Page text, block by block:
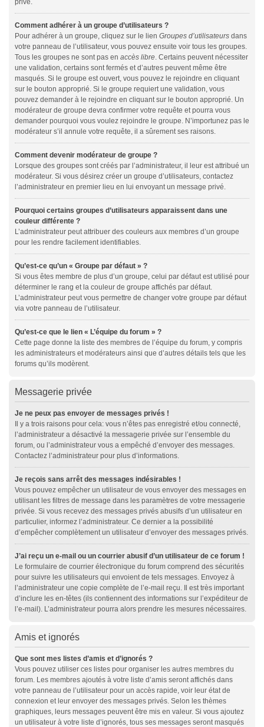
privé.
Comment adhérer à un groupe d’utilisateurs ?
Pour adhérer à un groupe, cliquez sur le lien Groupes d’utilisateurs dans
votre panneau de l’utilisateur, vous pouvez ensuite voir tous les groupes.
Tous les groupes ne sont pas en accès libre. Certains peuvent nécessiter
une validation, certains sont fermés et d’autres peuvent même être
masqués. Si le groupe est ouvert, vous pouvez le rejoindre en cliquant
sur le bouton approprié. Si le groupe requiert une validation, vous
pouvez demander à le rejoindre en cliquant sur le bouton approprié. Un
modérateur de groupe devra confirmer votre requête et pourra vous
demander pourquoi vous voulez rejoindre le groupe. N’importunez pas le
modérateur s’il annule votre requête, il a sûrement ses raisons.
Comment devenir modérateur de groupe ?
Lorsque des groupes sont créés par l’administrateur, il leur est attribué un
modérateur. Si vous désirez créer un groupe d’utilisateurs, contactez
l’administrateur en premier lieu en lui envoyant un message privé.
Pourquoi certains groupes d’utilisateurs apparaissent dans une
couleur différente ?
L’administrateur peut attribuer des couleurs aux membres d’un groupe
pour les rendre facilement identifiables.
Qu’est-ce qu’un « Groupe par défaut » ?
Si vous êtes membre de plus d’un groupe, celui par défaut est utilisé pour
déterminer le rang et la couleur de groupe affichés par défaut.
L’administrateur peut vous permettre de changer votre groupe par défaut
via votre panneau de l’utilisateur.
Qu’est-ce que le lien « L’équipe du forum » ?
Cette page donne la liste des membres de l’équipe du forum, y compris
les administrateurs et modérateurs ainsi que d’autres détails tels que les
forums qu’ils modèrent.
Messagerie privée
Je ne peux pas envoyer de messages privés !
Il y a trois raisons pour cela: vous n’êtes pas enregistré et/ou connecté,
l’administrateur a désactivé la messagerie privée sur l’ensemble du
forum, ou l’administrateur vous a empêché d’envoyer des messages.
Contactez l’administrateur pour plus d’informations.
Je reçois sans arrêt des messages indésirables !
Vous pouvez empêcher un utilisateur de vous envoyer des messages en
utilisant les filtres de message dans les paramètres de votre messagerie
privée. Si vous recevez des messages privés abusifs d’un utilisateur en
particulier, informez l’administrateur. Ce dernier a la possibilité
d’empêcher complètement un utilisateur d’envoyer des messages privés.
J’ai reçu un e-mail ou un courrier abusif d’un utilisateur de ce forum !
Le formulaire de courrier électronique du forum comprend des sécurités
pour suivre les utilisateurs qui envoient de tels messages. Envoyez à
l’administrateur une copie complète de l’e-mail reçu. Il est très important
d’inclure les en-têtes (ils contiennent des informations sur l’expéditeur de
l’e-mail). L’administrateur pourra alors prendre les mesures nécessaires.
Amis et ignorés
Que sont mes listes d’amis et d’ignorés ?
Vous pouvez utiliser ces listes pour organiser les autres membres du
forum. Les membres ajoutés à votre liste d’amis seront affichés dans
votre panneau de l’utilisateur pour un accès rapide, voir leur état de
connexion et leur envoyer des messages privés. Selon les thèmes
graphiques, leurs messages peuvent être mis en valeur. Si vous ajoutez
un utilisateur à votre liste d’ignorés, tous ses messages seront masqués